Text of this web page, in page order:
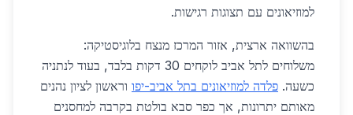
למוזיאונים עם תצוגות רגישות.
בהשוואה ארצית, אזור המרכז מנצח בלוגיסטיקה:
משלוחים לתל אביב לוקחים 30 דקות בלבד, בעוד לנתניה
כשעה. פלדה למוזיאונים בתל אביב-יפו וראשון לציון נהנים
מאותם יתרונות, אך כפר סבא בולטת בקרבה למחסנים